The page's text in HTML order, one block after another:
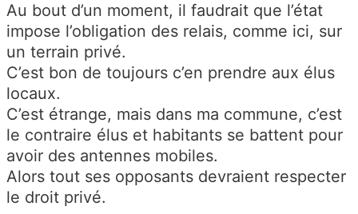
Au bout d’un moment, il faudrait que l’état
impose l’obligation des relais, comme ici, sur
un terrain privé.
C’est bon de toujours c’en prendre aux élus
locaux.
C’est étrange, mais dans ma commune, c’est
le contraire élus et habitants se battent pour
avoir des antennes mobiles.
Alors tout ses opposants devraient respecter
le droit privé.